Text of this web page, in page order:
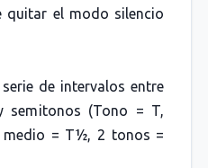
el modo silencio
de intervalos entre
semitonos (Tono = T,
= T½, 2 tonos =